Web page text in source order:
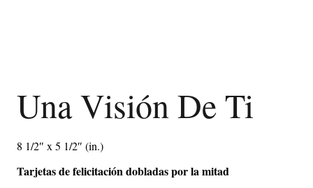
Una Visión De Ti
8 1/2″ x 5 1/2″ (in.)
Tarjetas de felicitación dobladas por la mitad